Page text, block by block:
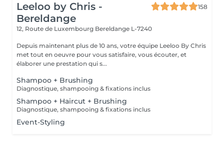
Leeloo by Chris -
Bereldange
158
12, Route de Luxembourg Bereldange L-7240
Depuis maintenant plus de 10 ans, votre équipe Leeloo By Chris
met tout en oeuvre pour vous satisfaire, vous écouter, et
élaborer une prestation qui s...
Shampoo + Brushing
Diagnostique, shampooing & fixations inclus
Shampoo + Haircut + Brushing
Diagnostique, shampooing & fixations inclus
Event-Styling